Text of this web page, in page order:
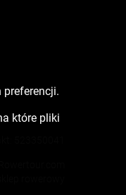
które pliki